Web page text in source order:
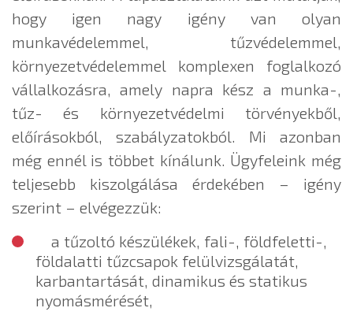
hogy igen nagy igény van olyan
munkavédelemmel, tűzvédelemmel,
környezetvédelemmel komplexen foglalkozó
vállalkozásra, amely napra kész a munka-,
tűz- és környezetvédelmi törvényekből,
előírásokból, szabályzatokból. Mi azonban
még ennél is többet kínálunk. Ügyfeleink még
teljesebb kiszolgálása érdekében – igény
szerint – elvégezzük:
a tűzoltó készülékek, fali-, földfeletti-,
földalatti tűzcsapok felülvizsgálatát,
karbantartását, dinamikus és statikus
nyomásmérését,